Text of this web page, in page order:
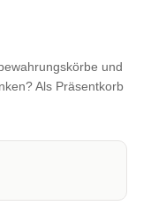
und
Als Präsentkorb